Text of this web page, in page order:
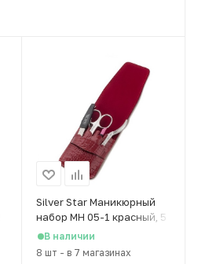
Silver Star Маникюрный
набор МН 05-1 красный, 5
предметов
В наличии
8 шт - в 7 магазинах